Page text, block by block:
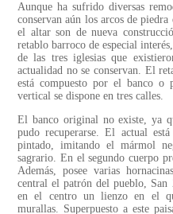
Aunque ha sufrido diversas
conservan aún los arcos de
el altar son de nueva
retablo barroco de especial
de las tres iglesias que
actualidad no se conservan. El
está compuesto por el banco o
vertical se dispone en tres calles.
El banco original no existe, ya
pudo recuperarse. El actual
pintado, imitando el mármol
sagrario. En el segundo cuerpo
Además, posee varias
central el patrón del pueblo,
en el centro un lienzo en el
murallas. Superpuesto a este